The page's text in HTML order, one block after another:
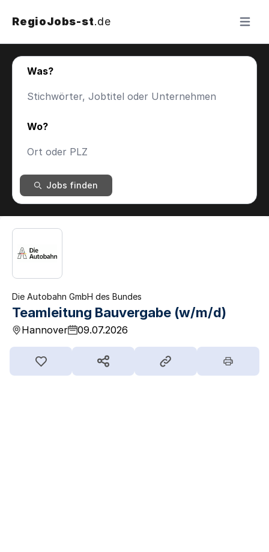
RegioJobs-st.de Menü
Was?
Wo?
Jobs finden
Die Autobahn GmbH des Bundes
Teamleitung Bauvergabe (w/m/d)
Hannover 09.07.2026